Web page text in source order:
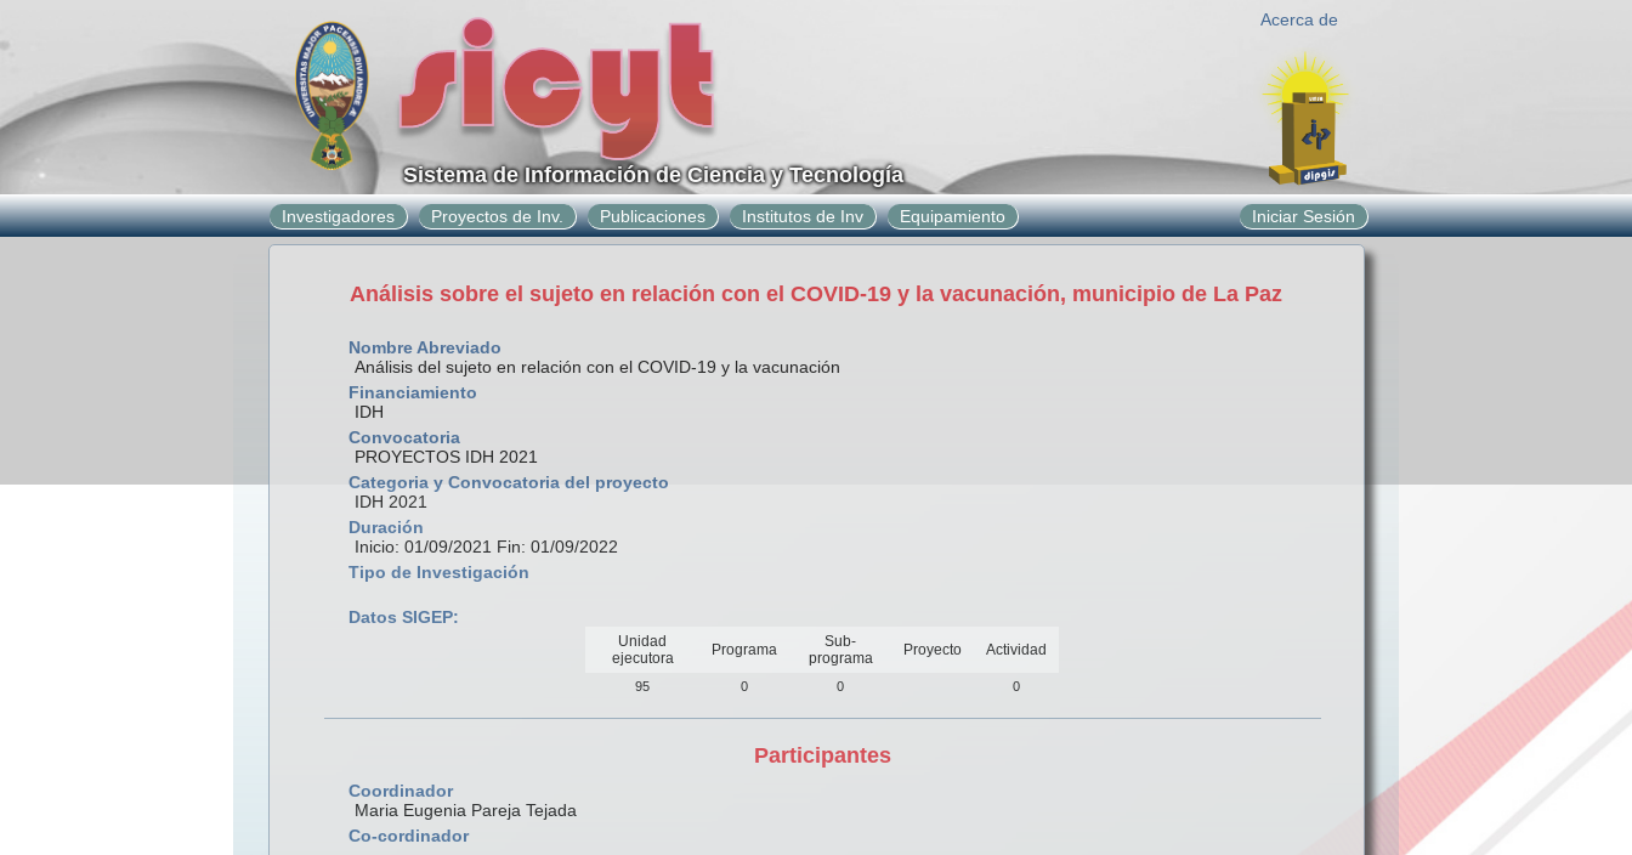
Acerca de
Sistema de Información de Ciencia y Tecnología
Investigadores Proyectos de Inv. Publicaciones Institutos de Inv Equipamiento Iniciar Sesión
Análisis sobre el sujeto en relación con el COVID-19 y la vacunación, municipio de La Paz
Nombre Abreviado
Análisis del sujeto en relación con el COVID-19 y la vacunación
Financiamiento
IDH
Convocatoria
PROYECTOS IDH 2021
Categoria y Convocatoria del proyecto
IDH 2021
Duración
Inicio: 01/09/2021 Fin: 01/09/2022
Tipo de Investigación
Datos SIGEP:
Unidad
ejecutora
Programa
Sub-
programa
Proyecto Actividad
95 0 0 0
Participantes
Coordinador
Maria Eugenia Pareja Tejada
Co-cordinador